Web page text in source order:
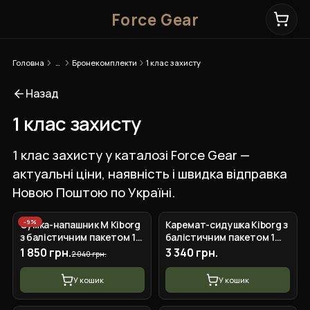
Force Gear
Головна Бронекомплекти 1 клас захисту
Назад
1 клас захисту
1 клас захисту у каталозі Force Gear —
актуальні ціни, наявність і швидка відправка
Новою Поштою по Україні.
-9%
Сумка-напашник M Kiborg
з балістичним пакетом 1
клас захисту Militex GU
Сordura Pixel
1 850 грн.2 040 грн.
У кошик
Каремат-сидушка Kiborg з
балістичним пакетом 1
клас захисту Militex 20mm
Cordura Black Multicam
3 340 грн.
У кошик